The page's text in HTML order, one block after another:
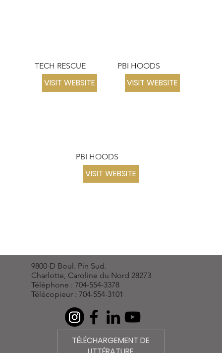
TECH RESCUE
VISIT WEBSITE
PBI HOODS
VISIT WEBSITE
PBI HOODS
VISIT WEBSITE
9800-D Boul. Pin Sud.
Charlotte, Caroline du Nord 28273
Téléphone : 704-554-3378
Télécopieur : 704-554-3101
TÉLÉCHARGEMENT DE